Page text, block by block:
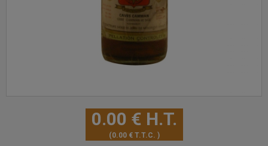
0.00 € H.T.
0.00€ T.T.C.